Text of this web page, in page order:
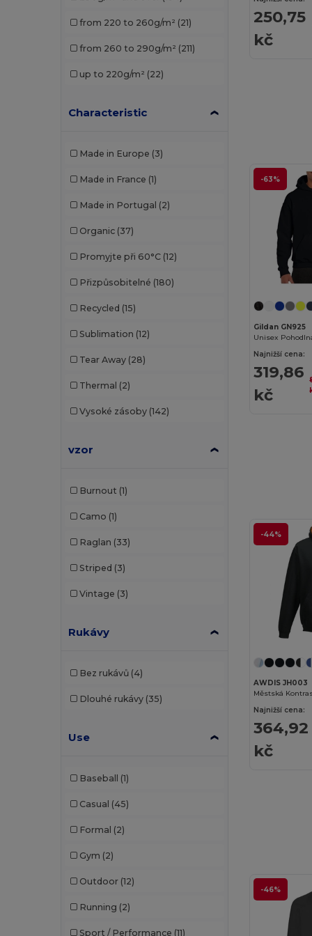
Herock (2)
Kariban (53)
Kariban Premium (12)
(1)
Malfini (12)
Malfini Premium
(3)
(6)
Neutral
NEW MORNING STUDIOS
Piccolio (1)
Proact (8)
Promodoro
Radsow (4)
Radsow by Uneek
Regatta
Rimeck (2)
Roly (25)
Russell Collection
SF Men (2)
SF Women
SOL'S (51)
Spasso (2)
Starworld (6)
from 220 to 260g/m² (21)
from 260 to 290g/m² (211)
up to 220g/m² (22)
Characteristic
Made in Europe (3)
Made in France (1)
Made in Portugal (2)
Organic (37)
Promyjte při 60°C (12)
Přizpůsobitelné (180)
Recycled (15)
Sublimation (12)
Tear Away (28)
Thermal (2)
Vysoké zásoby (142)
vzor
Burnout (1)
Camo (1)
Raglan (33)
Striped (3)
Vintage (3)
Rukávy
Bez rukávů (4)
Dlouhé rukávy (35)
Use
Baseball (1)
Casual (45)
Formal (2)
Gym (2)
Outdoor (12)
Running (2)
Sport / Performance (11)
250,75
kč
-63%
Gildan GN925
Najnižší cena:
319,86
kč
-44%
AWDIS JH003
Najnižší cena:
364,92
kč
-46%